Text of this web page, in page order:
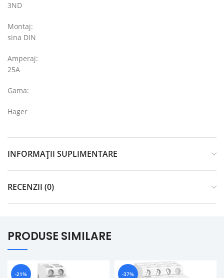
3ND
Montaj:
sina DIN
Amperaj:
25A
Gama:
Hager
INFORMAȚII SUPLIMENTARE
RECENZII (0)
PRODUSE SIMILARE
-21% -37%